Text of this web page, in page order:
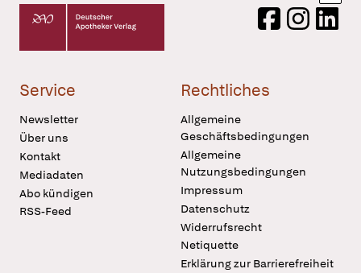
Deutscher Apotheker Verlag Logo
FacebookInstagram
Service
Newsletter
Über uns
Kontakt
Mediadaten
Abo kündigen
RSS-Feed
Rechtliches
Allgemeine
Geschäftsbedingungen
Allgemeine
Nutzungsbedingungen
Impressum
Datenschutz
Widerrufsrecht
Netiquette
Erklärung zur Barrierefreiheit